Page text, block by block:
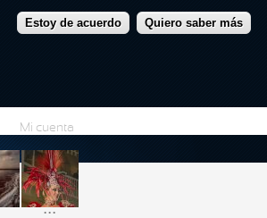
Estoy de acuerdo Quiero saber más
Mi cuenta
...